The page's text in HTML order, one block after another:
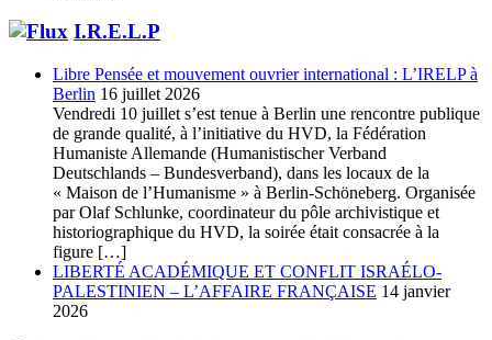
I.R.E.L.P
Libre Pensée et mouvement ouvrier international : L’IRELP à
Berlin 16 juillet 2026
Vendredi 10 juillet s’est tenue à Berlin une rencontre publique
de grande qualité, à l’initiative du HVD, la Fédération
Humaniste Allemande (Humanistischer Verband
Deutschlands – Bundesverband), dans les locaux de la
« Maison de l’Humanisme » à Berlin-Schöneberg. Organisée
par Olaf Schlunke, coordinateur du pôle archivistique et
historiographique du HVD, la soirée était consacrée à la
figure […]
LIBERTÉ ACADÉMIQUE ET CONFLIT ISRAÉLO-
PALESTINIEN – L’AFFAIRE FRANÇAISE 14 janvier
2026